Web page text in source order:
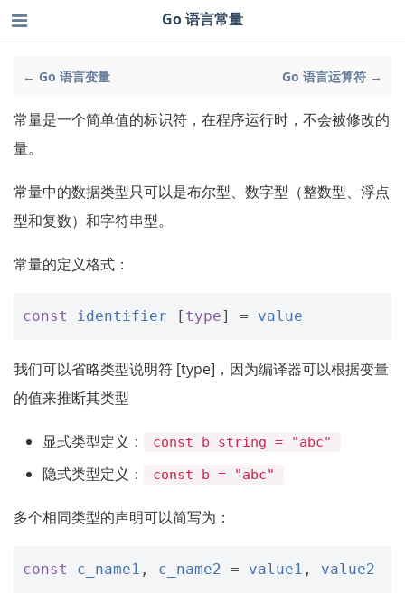
← Go 语言变量 Go 语言运算符 →
Go 语言常量
常量是一个简单值的标识符，在程序运行时，不会被修改的
量。
常量中的数据类型只可以是布尔型、数字型（整数型、浮点
型和复数）和字符串型。
常量的定义格式：
const identifier [ type] = value
我们可以省略类型说明符 [type]，因为编译器可以根据变量
的值来推断其类型
显式类型定义： const b string = "abc"
隐式类型定义： const b = "abc"
多个相同类型的声明可以简写为：
const c_name1 , c_name2 = value1 , value2